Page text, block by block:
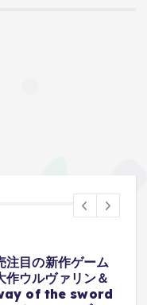
RTA世界１位なら全身
るやろ #ゲーム実況 #
ゼルダの伝説 #ブレスオ